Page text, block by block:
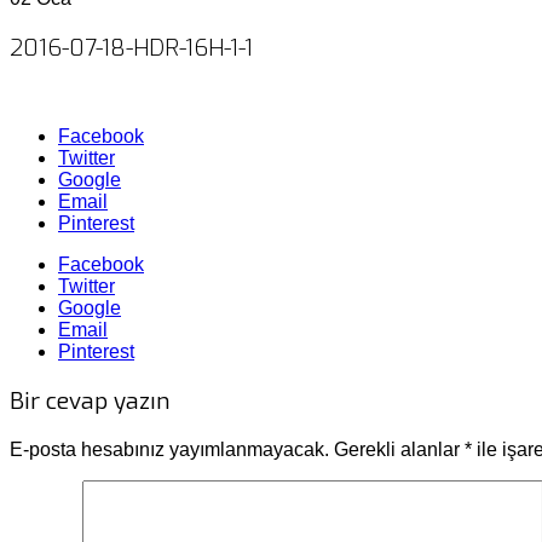
2016-07-18-HDR-16H-1-1
Facebook
Twitter
Google
Email
Pinterest
Facebook
Twitter
Google
Email
Pinterest
Bir cevap yazın
E-posta hesabınız yayımlanmayacak. Gerekli alanlar * ile